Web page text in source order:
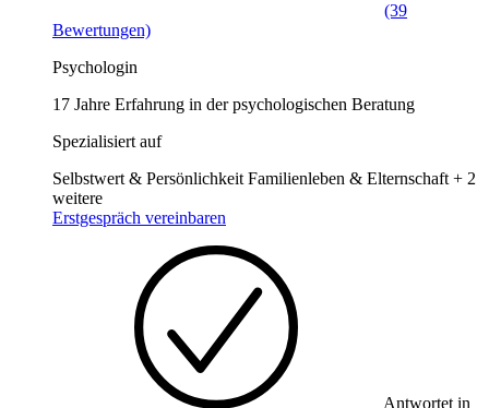
(39
Bewertungen)
Psychologin
17 Jahre Erfahrung in der psychologischen Beratung
Spezialisiert auf
Selbstwert & Persönlichkeit Familienleben & Elternschaft + 2
weitere
Erstgespräch vereinbaren
Antwortet in